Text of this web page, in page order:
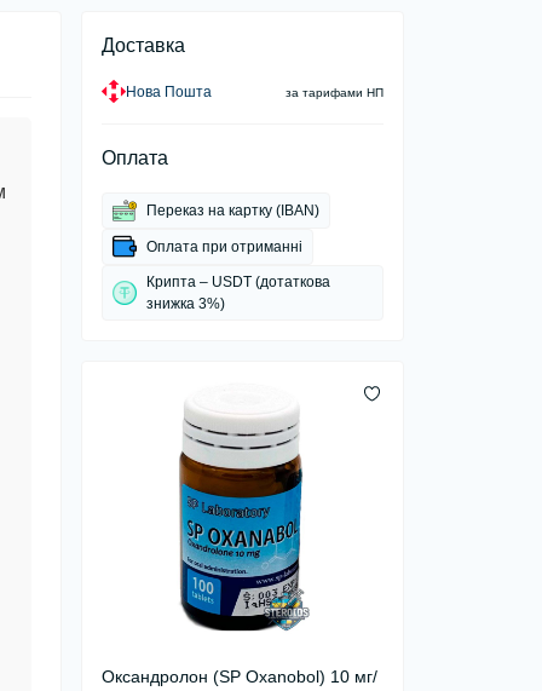
Доставка
Нова Пошта за тарифами НП
Оплата
Переказ на картку (IBAN)
Оплата при отриманні
Крипта – USDT (дотаткова
знижка 3%)
Оксандролон (SP Oxanobol) 10 мг/